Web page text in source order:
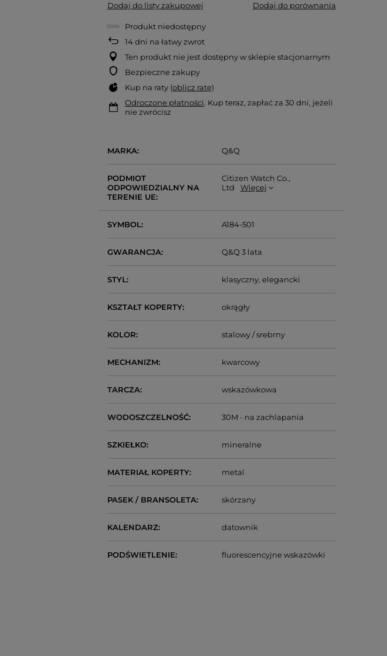
Dodaj do listy zakupowej Dodaj do porównania
Produkt niedostępny
14dni na łatwy zwrot
Ten produkt nie jest dostępny w sklepie stacjonarnym
Bezpieczne zakupy
Kup na raty (oblicz ratę)
Odroczone płatności. Kup teraz, zapłać za 30 dni, jeżeli
nie zwrócisz
MARKA Q&Q
PODMIOT
ODPOWIEDZIALNY NA
TERENIE UE
Citizen Watch Co.,
Ltd
Więcej
SYMBOL A184-501
GWARANCJA Q&Q 3 lata
STYL klasyczny elegancki
KSZTAŁT KOPERTY okrągły
KOLOR stalowy / srebrny
MECHANIZM kwarcowy
TARCZA wskazówkowa
WODOSZCZELNOŚĆ 30M - na zachlapania
SZKIEŁKO mineralne
MATERIAŁ KOPERTY metal
PASEK / BRANSOLETA skórzany
KALENDARZ datownik
PODŚWIETLENIE fluorescencyjne wskazówki